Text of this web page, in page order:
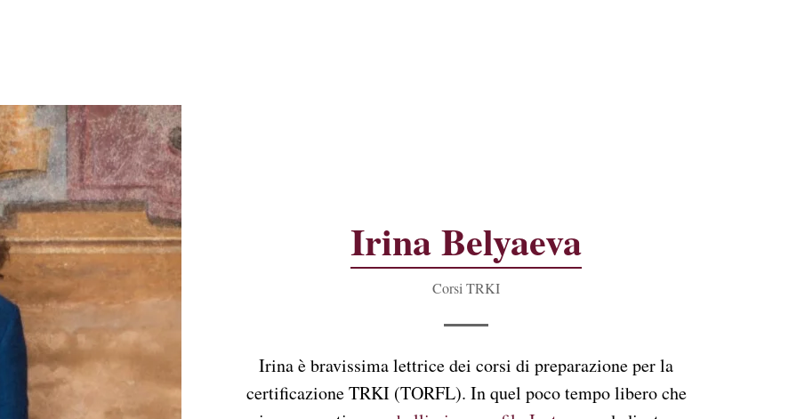
Irina Belyaeva
Corsi TRKI
Irina è bravissima lettrice dei corsi di preparazione per la
certificazione TRKI (TORFL). In quel poco tempo libero che